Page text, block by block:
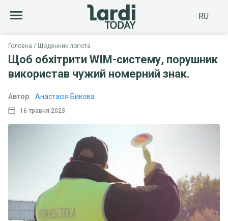
RU
Головна Щоденник логіста
Щоб обхітрити WIM-систему, порушник
використав чужий номерний знак.
16 травня 2023
Автор: Анастасія Бикова